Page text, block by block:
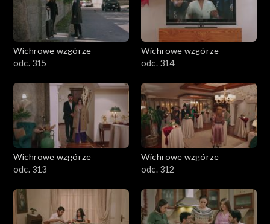
Wichrowe wzgórze
odc. 315
Wichrowe wzgórze
odc. 314
Wichrowe wzgórze
odc. 313
Wichrowe wzgórze
odc. 312